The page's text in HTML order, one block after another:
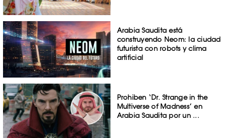
Arabia Saudita está
construyendo Neom: la ciudad
futurista con robots y clima
artificial
Prohiben ‘Dr. Strange in the
Multiverse of Madness’ en
Arabia Saudita por un ...